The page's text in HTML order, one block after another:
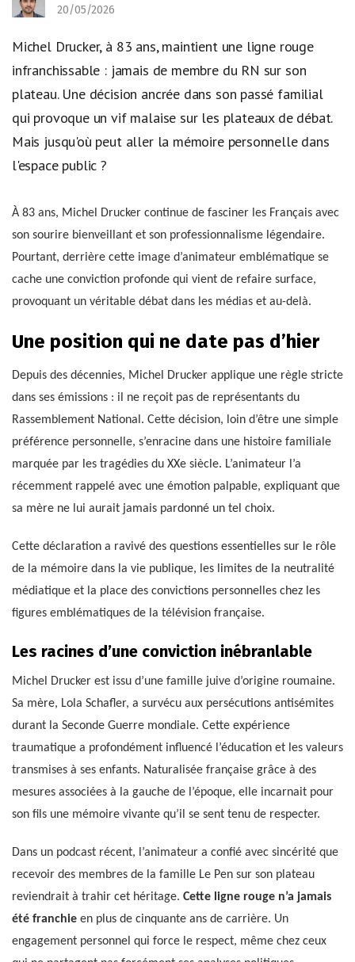
20/05/2026
Michel Drucker, à 83 ans, maintient une ligne rouge
infranchissable : jamais de membre du RN sur son
plateau. Une décision ancrée dans son passé familial
qui provoque un vif malaise sur les plateaux de débat.
Mais jusqu'où peut aller la mémoire personnelle dans
l'espace public ?
À 83 ans, Michel Drucker continue de fasciner les Français avec
son sourire bienveillant et son professionnalisme légendaire.
Pourtant, derrière cette image d’animateur emblématique se
cache une conviction profonde qui vient de refaire surface,
provoquant un véritable débat dans les médias et au-delà.
Une position qui ne date pas d’hier
Depuis des décennies, Michel Drucker applique une règle stricte
dans ses émissions : il ne reçoit pas de représentants du
Rassemblement National. Cette décision, loin d’être une simple
préférence personnelle, s’enracine dans une histoire familiale
marquée par les tragédies du XXe siècle. L’animateur l’a
récemment rappelé avec une émotion palpable, expliquant que
sa mère ne lui aurait jamais pardonné un tel choix.
Cette déclaration a ravivé des questions essentielles sur le rôle
de la mémoire dans la vie publique, les limites de la neutralité
médiatique et la place des convictions personnelles chez les
figures emblématiques de la télévision française.
Les racines d’une conviction inébranlable
Michel Drucker est issu d’une famille juive d’origine roumaine.
Sa mère, Lola Schafler, a survécu aux persécutions antisémites
durant la Seconde Guerre mondiale. Cette expérience
traumatique a profondément influencé l’éducation et les valeurs
transmises à ses enfants. Naturalisée française grâce à des
mesures associées à la gauche de l’époque, elle incarnait pour
son fils une mémoire vivante qu’il se sent tenu de respecter.
Dans un podcast récent, l’animateur a confié avec sincérité que
recevoir des membres de la famille Le Pen sur son plateau
reviendrait à trahir cet héritage. Cette ligne rouge n’a jamais
été franchie en plus de cinquante ans de carrière. Un
engagement personnel qui force le respect, même chez ceux